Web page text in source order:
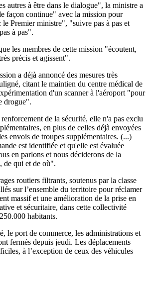
autres à être dans le dialogue", la ministre a
façon continue" avec la mission pour
Premier ministre", "suivre pas à pas et
à pas".
les membres de cette mission "écoutent,
précis et agissent".
a déjà annoncé des mesures très
citant le maintien du centre médical de
d'un scanner à l'aéroport "pour
drogue".
de la sécurité, elle n'a pas exclu
en plus de celles déjà envoyées
envois de troupes supplémentaires. (...)
est identifiée et qu'elle est évaluée
en parlons et nous déciderons de la
de qui et de où".
routiers filtrants, soutenus par la classe
sur l’ensemble du territoire pour réclamer
massif et une amélioration de la prise en
et sécuritaire, dans cette collectivité
habitants.
le port de commerce, les administrations et
fermés depuis jeudi. Les déplacements
à l’exception de ceux des véhicules